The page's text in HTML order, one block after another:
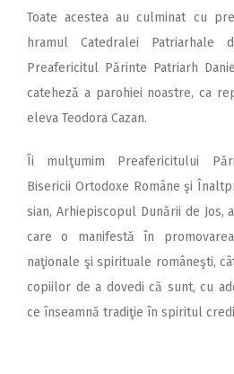
Toate acestea au culminat cu
hramul Catedralei
Preafericitul Părinte Patriarh
cateheză a parohiei noastre, ca
eleva Teodora Cazan.
Îi mulţumim Preafericitului
Bisericii Ortodoxe Române şi
sian, Arhiepiscopul Dunării de Jos,
care o manifestă în
naţionale şi spirituale româneşti,
copiilor de a dovedi că sunt, cu
ce înseamnă tradiţie în spiritul